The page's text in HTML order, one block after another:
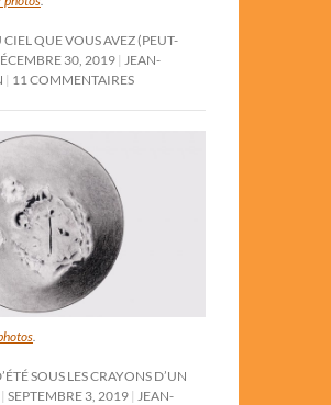
QUE VOUS AVEZ (PEUT-
30, 2019 JEAN-
11 COMMENTAIRES
SOUS LES CRAYONS D’UN
SEPTEMBRE 3, 2019
JEAN-